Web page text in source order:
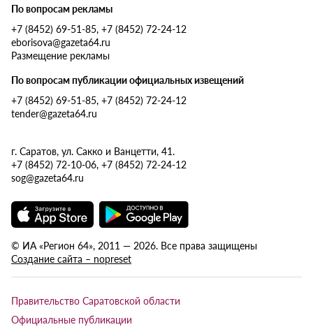
По вопросам рекламы
+7 (8452) 69-51-85, +7 (8452) 72-24-12
eborisova@gazeta64.ru
Размещение рекламы
По вопросам публикации официальных извещений
+7 (8452) 69-51-85, +7 (8452) 72-24-12
tender@gazeta64.ru
г. Саратов, ул. Сакко и Ванцетти, 41.
+7 (8452) 72-10-06, +7 (8452) 72-24-12
sog@gazeta64.ru
© ИА «Регион 64», 2011 — 2026. Все права защищены
Создание сайта – nopreset
Правительство Саратовской области
Официальные публикации